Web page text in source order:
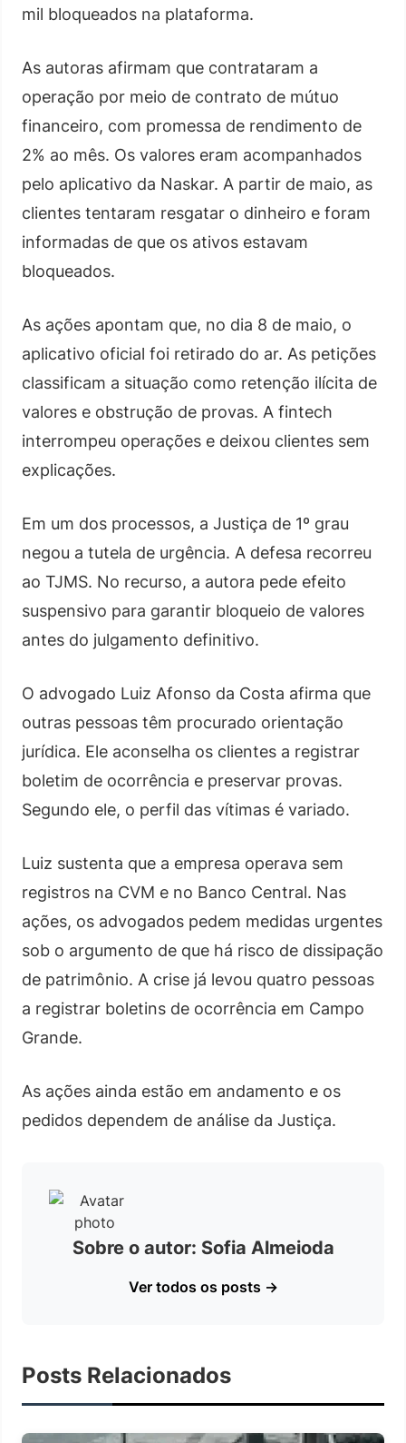
mil bloqueados na plataforma.
As autoras afirmam que contrataram a
operação por meio de contrato de mútuo
financeiro, com promessa de rendimento de
2% ao mês. Os valores eram acompanhados
pelo aplicativo da Naskar. A partir de maio, as
clientes tentaram resgatar o dinheiro e foram
informadas de que os ativos estavam
bloqueados.
As ações apontam que, no dia 8 de maio, o
aplicativo oficial foi retirado do ar. As petições
classificam a situação como retenção ilícita de
valores e obstrução de provas. A fintech
interrompeu operações e deixou clientes sem
explicações.
Em um dos processos, a Justiça de 1º grau
negou a tutela de urgência. A defesa recorreu
ao TJMS. No recurso, a autora pede efeito
suspensivo para garantir bloqueio de valores
antes do julgamento definitivo.
O advogado Luiz Afonso da Costa afirma que
outras pessoas têm procurado orientação
jurídica. Ele aconselha os clientes a registrar
boletim de ocorrência e preservar provas.
Segundo ele, o perfil das vítimas é variado.
Luiz sustenta que a empresa operava sem
registros na CVM e no Banco Central. Nas
ações, os advogados pedem medidas urgentes
sob o argumento de que há risco de dissipação
de patrimônio. A crise já levou quatro pessoas
a registrar boletins de ocorrência em Campo
Grande.
As ações ainda estão em andamento e os
pedidos dependem de análise da Justiça.
Sobre o autor: Sofia Almeioda
Ver todos os posts →
Posts Relacionados